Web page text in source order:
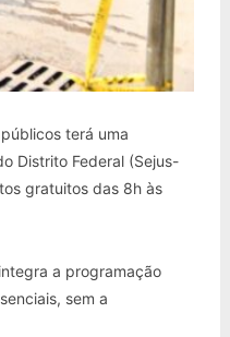
terá uma
Distrito Federal (Sejus-
gratuitos das 8h às
a programação
sem a